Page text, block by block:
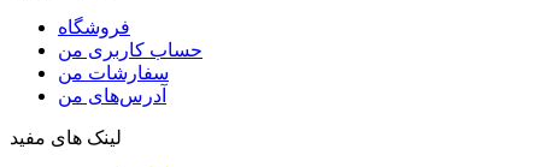
فروشگاه
حساب کاربری من
سفارشات من
آدرس‌های من
لینک های مفید